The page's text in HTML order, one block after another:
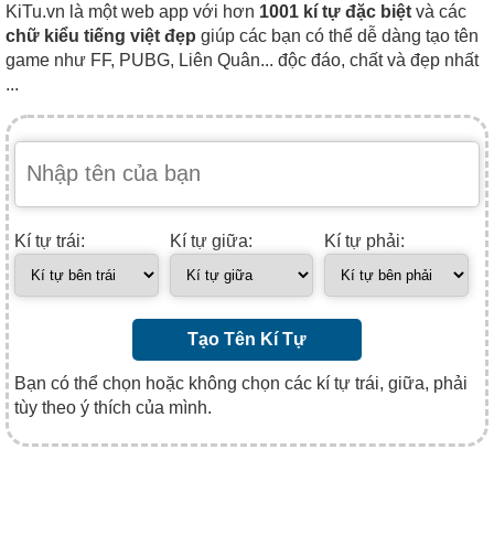
KiTu.vn là một web app với hơn 1001 kí tự đặc biệt và các
chữ kiểu tiếng việt đẹp giúp các bạn có thể dễ dàng tạo tên
game như FF, PUBG, Liên Quân... độc đáo, chất và đẹp nhất
...
Kí tự trái: Kí tự giữa: Kí tự phải:
Tạo Tên Kí Tự
Bạn có thể chọn hoặc không chọn các kí tự trái, giữa, phải
tùy theo ý thích của mình.